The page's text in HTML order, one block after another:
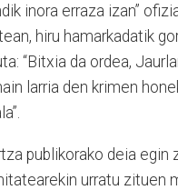
inora erraza izan”
hiru hamarkadatik
“Bitxia da ordea,
larria den krimen
publikorako deia egin
urratu zituen